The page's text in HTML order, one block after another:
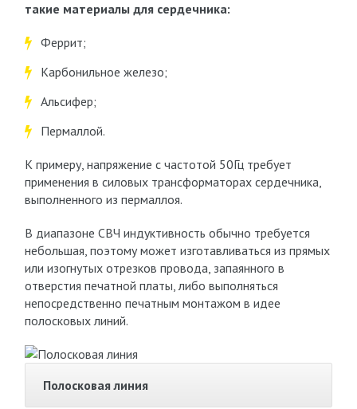
такие материалы для сердечника:
Феррит;
Карбонильное железо;
Альсифер;
Пермаллой.
К примеру, напряжение с частотой 50Гц требует
применения в силовых трансформаторах сердечника,
выполненного из пермаллоя.
В диапазоне СВЧ индуктивность обычно требуется
небольшая, поэтому может изготавливаться из прямых
или изогнутых отрезков провода, запаянного в
отверстия печатной платы, либо выполняться
непосредственно печатным монтажом в идее
полосковых линий.
Полосковая линия